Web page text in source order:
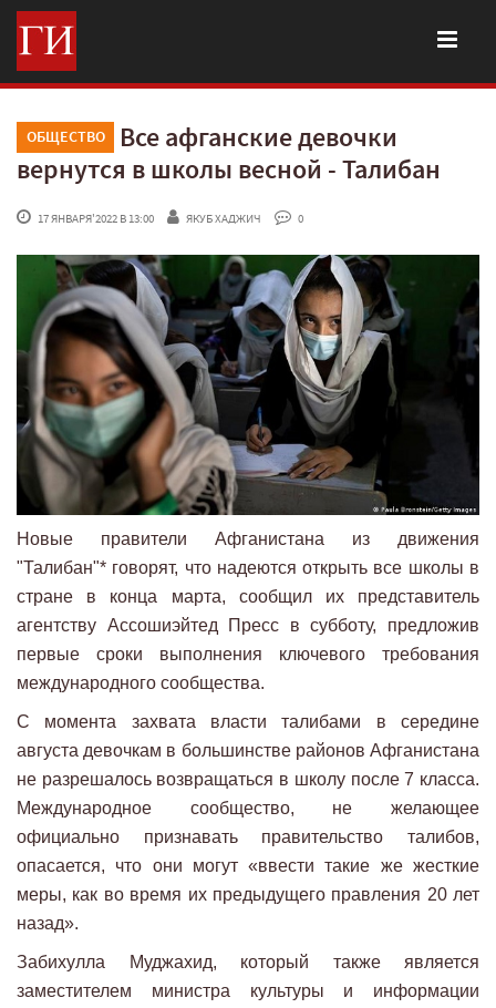
ОБЩЕСТВО
Все афганские девочки
вернутся в школы весной - Талибан
17 ЯНВАРЯ'2022 В 13:00 ЯКУБ ХАДЖИЧ 0
Новые правители Афганистана из движения
"Талибан"* говорят, что надеются открыть все школы в
стране в конца марта, сообщил их представитель
агентству Ассошиэйтед Пресс в субботу, предложив
первые сроки выполнения ключевого требования
международного сообщества.
С момента захвата власти талибами в середине
августа девочкам в большинстве районов Афганистана
не разрешалось возвращаться в школу после 7 класса.
Международное сообщество, не желающее
официально признавать правительство талибов,
опасается, что они могут «ввести такие же жесткие
меры, как во время их предыдущего правления 20 лет
назад».
Забихулла Муджахид, который также является
заместителем министра культуры и информации